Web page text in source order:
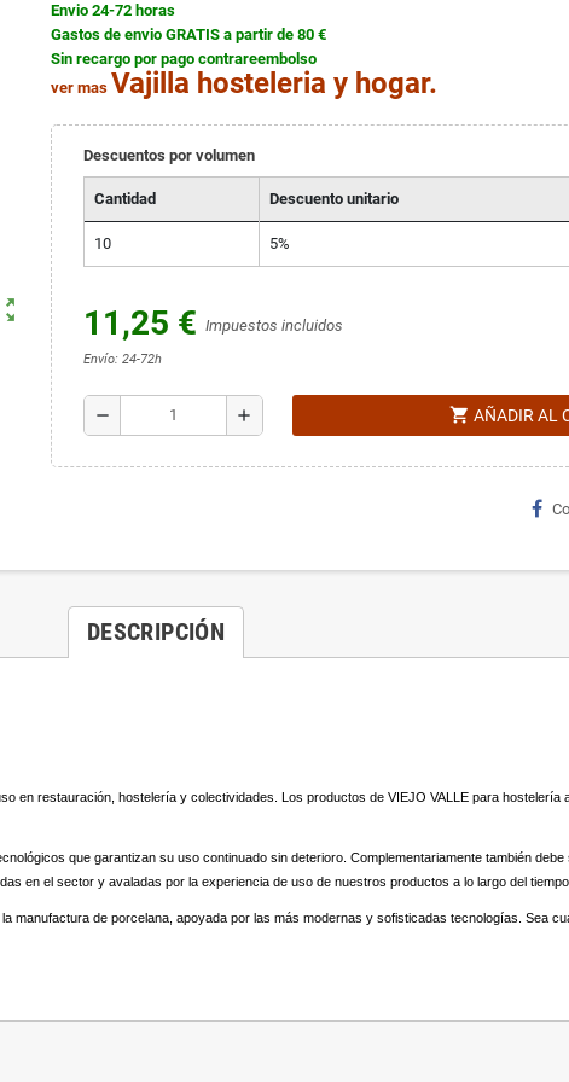
Envio 24-72 horas
Gastos de envio GRATIS a partir de 80 €
Sin recargo por pago contrareembolso
ver mas Vajilla hosteleria y hogar.
Descuentos por volumen
Cantidad Descuento unitario
10 5%
11,25 € Impuestos incluidos
Envío: 24-72h
remove add shopping_cart AÑADIR AL
DESCRIPCIÓN
en restauración, hostelería y colectividades. Los productos de VIEJO VALLE para
que garantizan su uso continuado sin deterioro. Complementariamente también
en el sector y avaladas por la experiencia de uso de nuestros productos a lo largo del tiempo.
manufactura de porcelana, apoyada por las más modernas y sofisticadas tecnologías. Sea